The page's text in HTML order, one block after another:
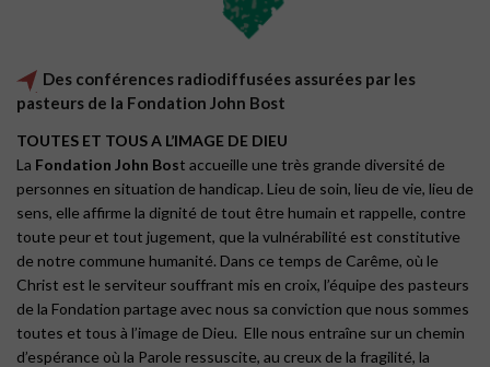
Des conférences radiodiffusées assurées par les
pasteurs de la Fondation John Bost
TOUTES ET TOUS A L’IMAGE DE DIEU
La Fondation John Bost accueille une très grande diversité de
personnes en situation de handicap. Lieu de soin, lieu de vie, lieu de
sens, elle affirme la dignité de tout être humain et rappelle, contre
toute peur et tout jugement, que la vulnérabilité est constitutive
de notre commune humanité. Dans ce temps de Carême, où le
Christ est le serviteur souffrant mis en croix, l’équipe des pasteurs
de la Fondation partage avec nous sa conviction que nous sommes
toutes et tous à l’image de Dieu. Elle nous entraîne sur un chemin
d’espérance où la Parole ressuscite, au creux de la fragilité, la